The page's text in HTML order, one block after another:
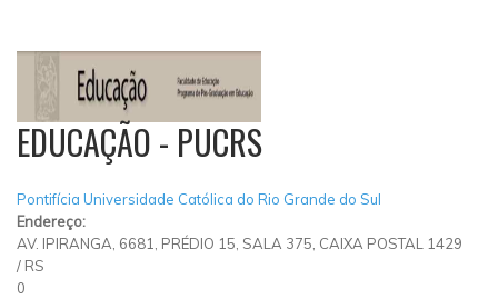
EDUCAÇÃO - PUCRS
Pontifícia Universidade Católica do Rio Grande do Sul
Endereço:
AV. IPIRANGA, 6681, PRÉDIO 15, SALA 375, CAIXA POSTAL 1429
/ RS
0